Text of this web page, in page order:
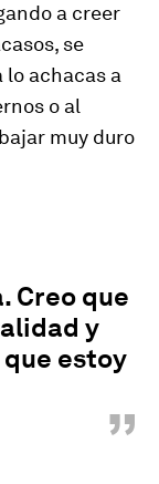
a creer
se
lo achacas a
o al
muy duro
Creo que
y
estoy
”